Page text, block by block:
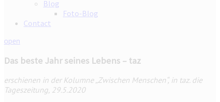
Blog
Foto-Blog
Contact
open
Das beste Jahr seines Lebens – taz
erschienen in der Kolumne „Zwischen Menschen“, in taz. die
Tageszeitung, 29.5.2020